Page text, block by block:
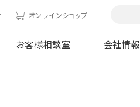
オンラインショップ
お客様相談室 会社情報